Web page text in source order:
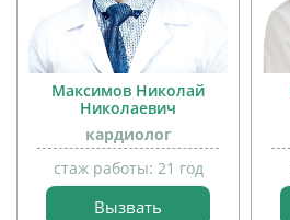
детей
Максимов Николай
Николаевич
кардиолог
стаж работы: 21 год
Вызвать